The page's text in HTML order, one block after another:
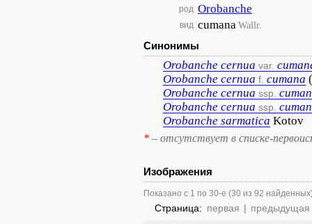
род Orobanche
вид cumanaWallr.
Синонимы
Orobanche cernua var.
Orobanche cernua f. cumana
Orobanche cernua ssp.
Orobanche cernua ssp.
Orobanche sarmatica Kotov
* – отсутствует в списке-
Изображения
Показано с 1 по 30-е (30 из 92
Страница: первая | предыдущая